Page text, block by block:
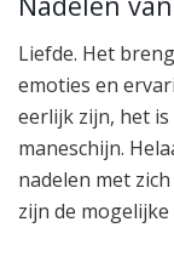
Liefde. Het
emoties en
eerlijk zijn, het
maneschijn.
nadelen met
zijn de